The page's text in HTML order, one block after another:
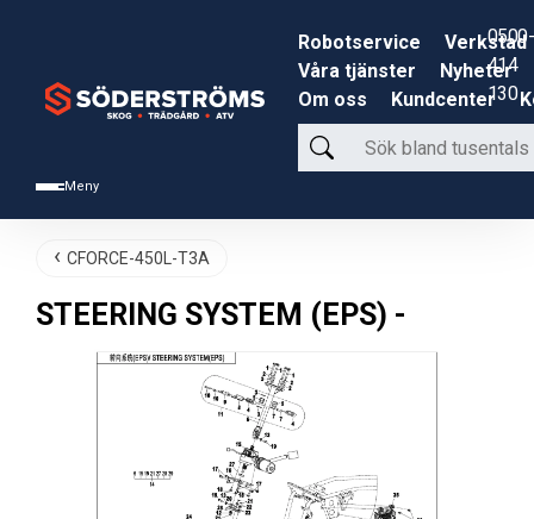
Meny
Robotservice
Verkstad
Våra tjänster
Nyheter
Om oss
Kundcenter
Sök
bland
produkter
0500-
414
130
CFORCE-450L-T3A
STEERING SYSTEM (EPS) -